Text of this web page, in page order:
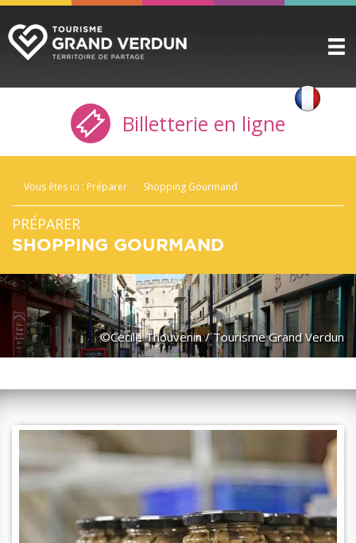
DÉCOUVRIR
A VOIR / A FAIRE
INFOS PRATIQUES
SERVICE GROUPES
ESPACE PRO
CITADELLE
BILLETTERIE
Billetterie en ligne
Vous êtes ici : Préparer Shopping Gourmand
PRÉPARER
SHOPPING GOURMAND
©Cecile Thouvenin / Tourisme Grand Verdun